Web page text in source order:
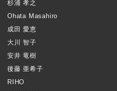
杉浦 孝之
Ohata Masahiro
成田 愛恵
大川 智子
安井 竜樹
後藤 亜希子
RIHO